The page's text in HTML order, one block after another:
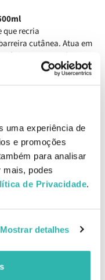
uma experiência de
e promoções
para analisar
mais, podes
de Privacidade.
Mostrar detalhes
recria
cutânea. Atua em
espaçando as
de toda a família.
de toda a família.
na aplicação.
tolerância. Recria
cutânea. Perfume